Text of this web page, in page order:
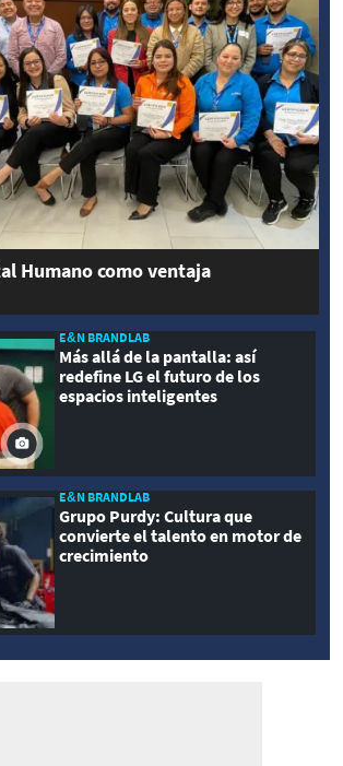
Humano como ventaja
E&N BRANDLAB
Más allá de la pantalla: así
redefine LG el futuro de los
espacios inteligentes
E&N BRANDLAB
Grupo Purdy: Cultura que
convierte el talento en motor de
crecimiento